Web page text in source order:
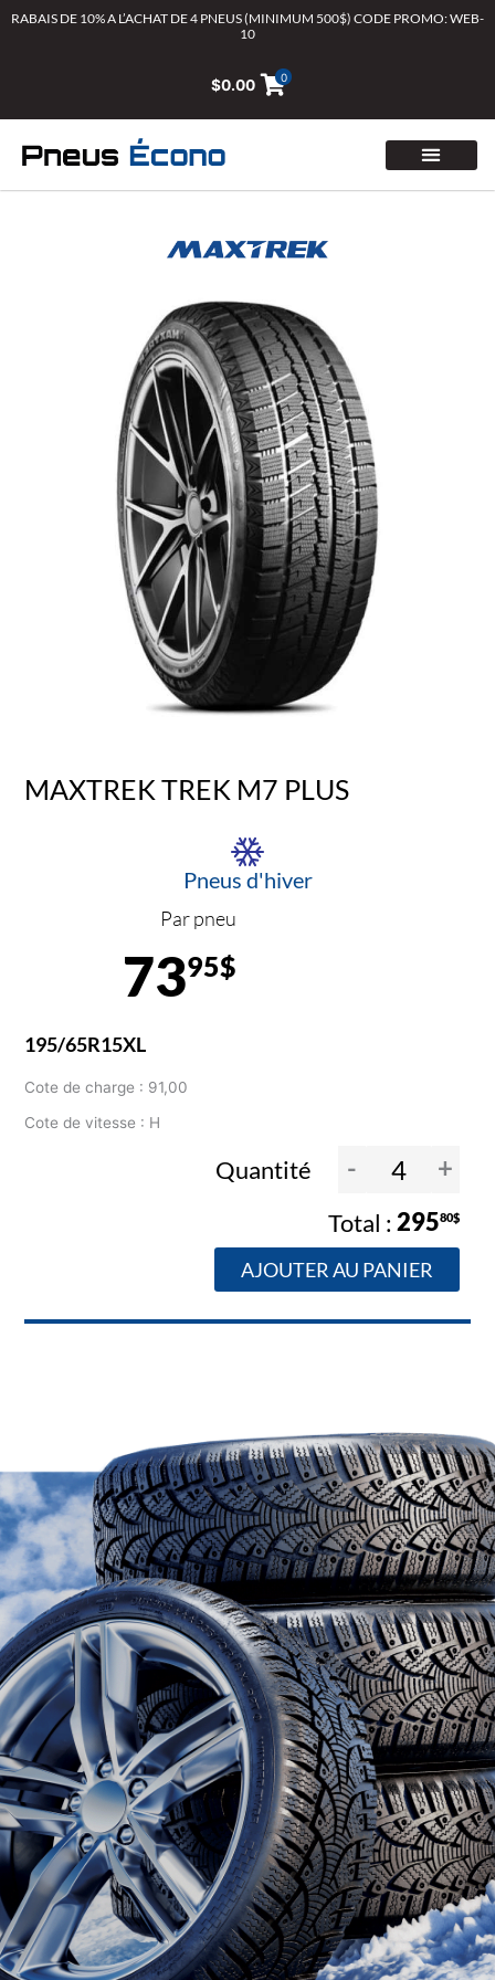
AllerRABAIS DE 10% A L’ACHAT DE 4 PNEUS (MINIMUM 500$) CODE PROMO: WEB-
10
$0.00 0
MAXTREK TREK M7 PLUS
Pneus d'hiver
Par pneu
7395$
195/65R15XL
Cote de charge : 91,00
Cote de vitesse : H
Quantité - +
29580$
AJOUTER AU PANIER